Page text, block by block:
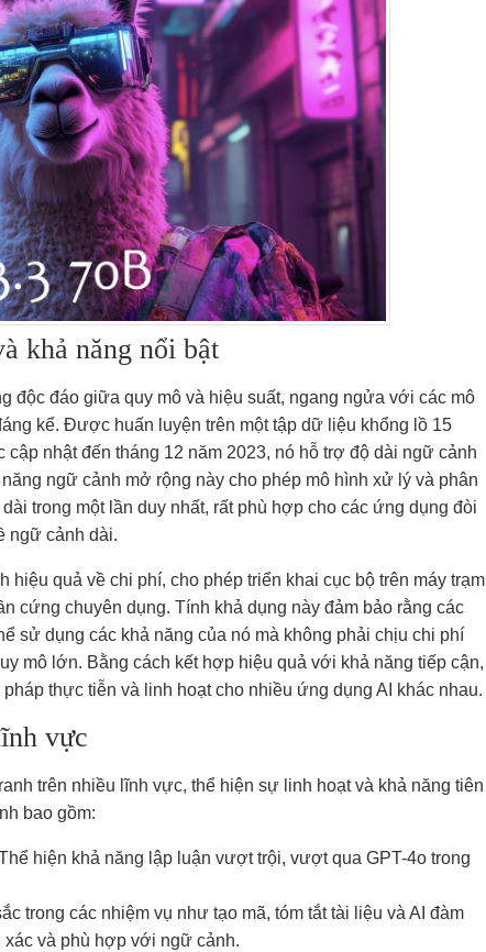
khả năng nổi bật
độc đáo giữa quy mô và hiệu suất, ngang ngửa với các mô
kể. Được huấn luyện trên một tập dữ liệu khổng lồ 15
nhật đến tháng 12 năm 2023, nó hỗ trợ độ dài ngữ cảnh
ngữ cảnh mở rộng này cho phép mô hình xử lý và phân
trong một lần duy nhất, rất phù hợp cho các ứng dụng đòi
ngữ cảnh dài.
hiệu quả về chi phí, cho phép triển khai cục bộ trên máy trạm
cứng chuyên dụng. Tính khả dụng này đảm bảo rằng các
sử dụng các khả năng của nó mà không phải chịu chi phí
mô lớn. Bằng cách kết hợp hiệu quả với khả năng tiếp cận,
thực tiễn và linh hoạt cho nhiều ứng dụng AI khác nhau.
vực
trên nhiều lĩnh vực, thể hiện sự linh hoạt và khả năng tiên
bao gồm:
hiện khả năng lập luận vượt trội, vượt qua GPT-4o trong
trong các nhiệm vụ như tạo mã, tóm tắt tài liệu và AI đàm
và phù hợp với ngữ cảnh.